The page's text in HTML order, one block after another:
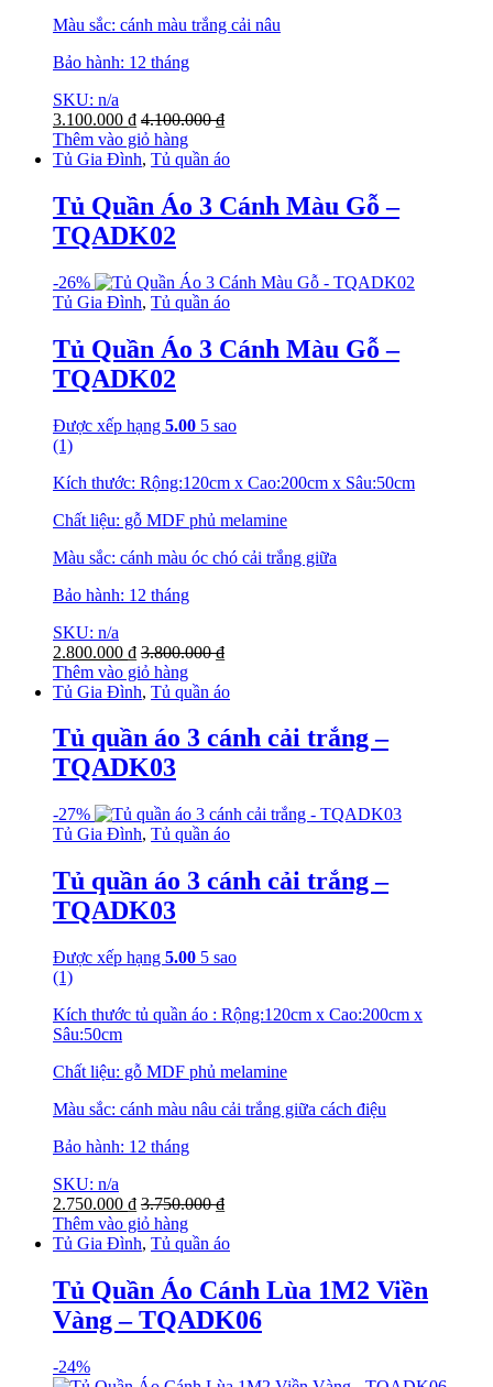
Màu sắc: cánh màu trắng cải nâu
Bảo hành: 12 tháng
SKU: n/a
3.100.000 ₫ 4.100.000₫
Thêm vào giỏ hàng
Tủ Gia Đình, Tủ quần áo
Tủ Quần Áo 3 Cánh Màu Gỗ –
TQADK02
-26%
Tủ Gia Đình, Tủ quần áo
Tủ Quần Áo 3 Cánh Màu Gỗ –
TQADK02
Được xếp hạng 5.00 5 sao
(1)
Kích thước: Rộng:120cm x Cao:200cm x Sâu:50cm
Chất liệu: gỗ MDF phủ melamine
Màu sắc: cánh màu óc chó cải trắng giữa
Bảo hành: 12 tháng
SKU: n/a
2.800.000 ₫ 3.800.000₫
Thêm vào giỏ hàng
Tủ Gia Đình, Tủ quần áo
Tủ quần áo 3 cánh cải trắng –
TQADK03
-27%
Tủ Gia Đình, Tủ quần áo
Tủ quần áo 3 cánh cải trắng –
TQADK03
Được xếp hạng 5.00 5 sao
(1)
Kích thước tủ quần áo : Rộng:120cm x Cao:200cm x
Sâu:50cm
Chất liệu: gỗ MDF phủ melamine
Màu sắc: cánh màu nâu cải trắng giữa cách điệu
Bảo hành: 12 tháng
SKU: n/a
2.750.000 ₫ 3.750.000₫
Thêm vào giỏ hàng
Tủ Gia Đình, Tủ quần áo
Tủ Quần Áo Cánh Lùa 1M2 Viền
Vàng – TQADK06
-24%